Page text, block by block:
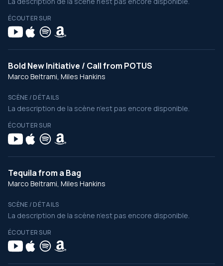
ÉCOUTER SUR
Bold New Initiative / Call from POTUS
Marco Beltrami, Miles Hankins
SCÈNE / DÉTAILS
La description de la scène n’est pas encore disponible.
ÉCOUTER SUR
Tequila from a Bag
Marco Beltrami, Miles Hankins
SCÈNE / DÉTAILS
La description de la scène n’est pas encore disponible.
ÉCOUTER SUR